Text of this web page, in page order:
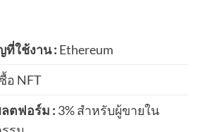
ที่ใช้งาน : Ethereum
อ NFT
ตฟอร์ม : 3% สำหรับผู้ขายใน